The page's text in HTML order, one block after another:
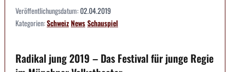
Veröffentlichungsdatum:02.04.2019
Kategorien:SchweizNewsSchauspiel
Radikal jung 2019 – Das Festival für junge Regie